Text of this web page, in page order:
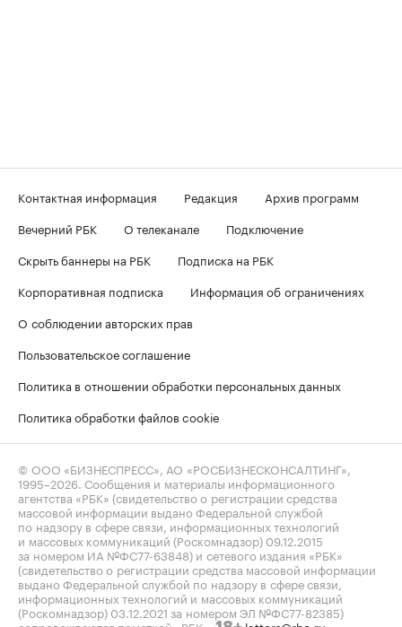
Контактная информация Редакция
Архив программ
Вечерний РБК
О телеканале
Подключение
Скрыть баннеры на РБК
Подписка на РБК
Корпоративная подписка
Информация об ограничениях
О соблюдении авторских прав
Пользовательское соглашение
Политика в отношении обработки персональных данных
Политика обработки файлов cookie
© ООО «БИЗНЕСПРЕСС», АО «РОСБИЗНЕСКОНСАЛТИНГ»,
1995–2026 . Сообщения и материалы информационного
агентства «РБК» (свидетельство о регистрации средства
массовой информации выдано Федеральной службой
по надзору в сфере связи, информационных технологий
и массовых коммуникаций (Роскомнадзор) 09.12.2015
за номером ИА №ФС77-63848) и сетевого издания «РБК»
(свидетельство о регистрации средства массовой информации
выдано Федеральной службой по надзору в сфере связи,
информационных технологий и массовых коммуникаций
(Роскомнадзор) 03.12.2021 за номером ЭЛ №ФС77-82385)